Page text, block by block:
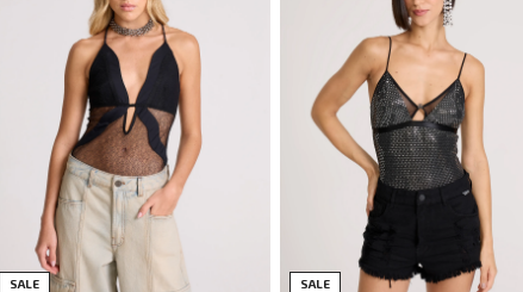
SALE PP P SALE PP P M G